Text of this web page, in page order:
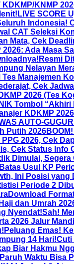
KNMP
LIVE SCORE
Indonesia!
CAT Seleksi
Mata, Cek
Ada Masa
Resmi
Nelayan
Manajemen
Cek
2026 (Tes
Tombol
KDKMP
AUTO-
Putih 2026
2026, Cek
Cek Status Info
Dimulai,
Usul KP
Ini Posisi yang
Periode 2
Download
dan Umrah
Nyendat!Sah!
2026 Jalur
Peluang Emas!
14 Hari!Cuti
Biar Hakmu
Waktu Bisa